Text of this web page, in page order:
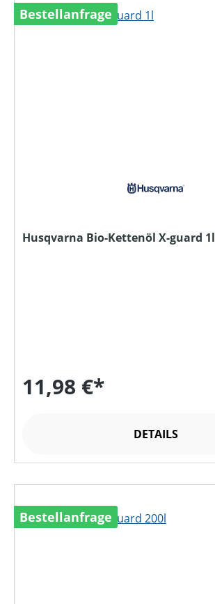
Bestellanfrage
Husqvarna Bio-Kettenöl X-guard 1l
11,98 €*
DETAILS
Bestellanfrage